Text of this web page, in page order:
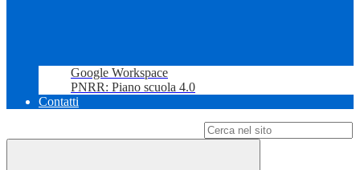
Google Workspace
PNRR: Piano scuola 4.0
Contatti